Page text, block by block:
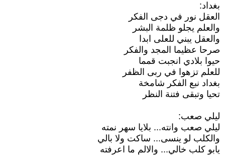
بغداد:
العقل نور في دجى الفكر
والعلم يجلو ظلمة البشر
والعقل يبني للعلى ابدا
صرحا عظيما المجد والفكر
حيوا بلادي انجبت قمما
للعلم تزهوا في ربى الظفر
بغداد نبع الفكر شامخة
تحيا وتبقى فتنة النظر
ليلي صعب:
ليلي صعب وانته... بلايا سهر نمته
والكلب لو ينسى... ساكت ولا بالي
يابو كلب خالي... والالم ما اعرفته